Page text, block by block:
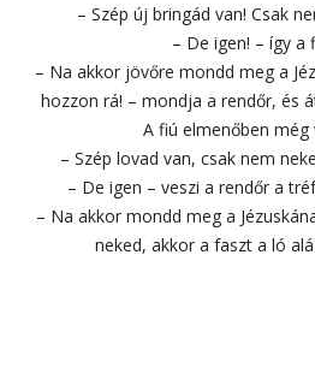
– Szép új bringád van! Csak
– De igen! – így a
– Na akkor jövőre mondd meg a
hozzon rá! – mondja a rendőr, és
A fiú elmenőben még
– Szép lovad van, csak nem
– De igen – veszi a rendőr a
– Na akkor mondd meg a
neked, akkor a faszt a ló